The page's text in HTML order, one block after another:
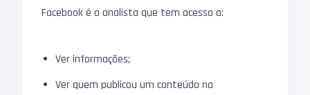
Facebook é o analista que tem acesso a:
Ver informações;
Ver quem publicou um conteúdo na